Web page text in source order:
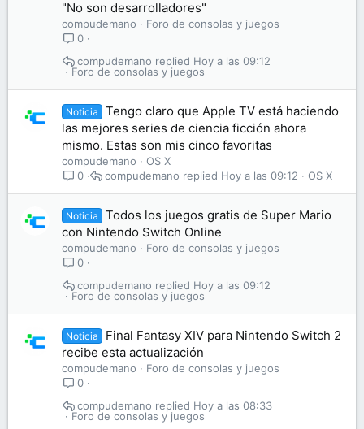
"No son desarrolladores"
compudemano
Foro de consolas y juegos
0
Foro de consolas y juegos
Hoy a las 09:12
compudemano
Noticia
Tengo claro que Apple TV está haciendo
las mejores series de ciencia ficción ahora
mismo. Estas son mis cinco favoritas
compudemano
OS X
0
OS X
Hoy a las 09:12
compudemano
Noticia
Todos los juegos gratis de Super Mario
con Nintendo Switch Online
compudemano
Foro de consolas y juegos
0
Foro de consolas y juegos
Hoy a las 09:12
compudemano
Noticia
Final Fantasy XIV para Nintendo Switch 2
recibe esta actualización
compudemano
Foro de consolas y juegos
0
Foro de consolas y juegos
Hoy a las 08:33
compudemano